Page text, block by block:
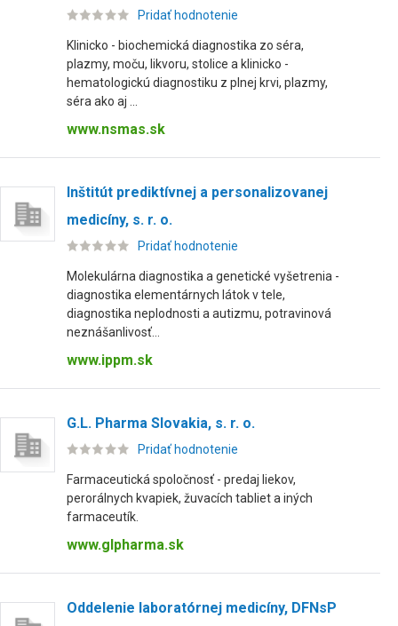
Pridať hodnotenie
Klinicko - biochemická diagnostika zo séra,
plazmy, moču, likvoru, stolice a klinicko -
hematologickú diagnostiku z plnej krvi, plazmy,
séra ako aj ...
www.nsmas.sk
Inštitút prediktívnej a personalizovanej
medicíny, s. r. o.
Pridať hodnotenie
Molekulárna diagnostika a genetické vyšetrenia -
diagnostika elementárnych látok v tele,
diagnostika neplodnosti a autizmu, potravinová
neznášanlivosť...
www.ippm.sk
G.L. Pharma Slovakia, s. r. o.
Pridať hodnotenie
Farmaceutická spoločnosť - predaj liekov,
perorálnych kvapiek, žuvacích tabliet a iných
farmaceutík.
www.glpharma.sk
Oddelenie laboratórnej medicíny, DFNsP